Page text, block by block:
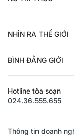
NHÌN RA THẾ GIỚI
BÌNH ĐẲNG GIỚI
Hotline tòa soạn
024.36.555.655
Thông tin doanh